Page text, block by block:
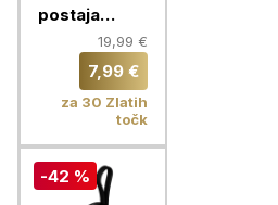
postaja
RIVACASE,
brezžični
polnilec
VA4915 BL3
QC Fast
19,99 €
7,99 €
za 30 Zlatih
točk
-42 %